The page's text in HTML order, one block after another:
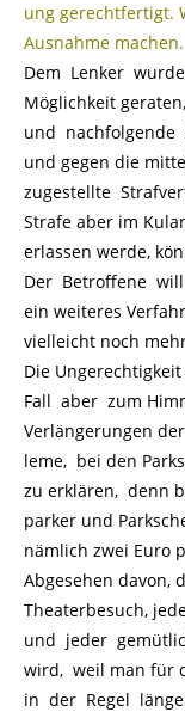
ung gerechtfertigt.
Ausnahme machen.
Dem Lenker
Möglichkeit
und nachfolgende
und gegen die
zugestellte
Strafe aber im
erlassen werde,
Der Betroffene
ein weiteres
vielleicht noch
Die
Fall aber zum
Verlängerungen
leme, bei den
zu erklären, denn
parker und
nämlich zwei Euro
Abgesehen davon,
Theaterbesuch,
und jeder
wird, weil man für
in der Regel